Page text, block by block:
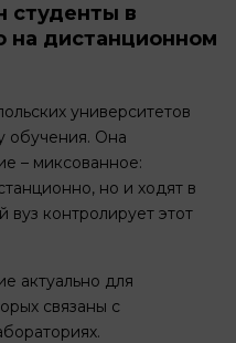
студенты в
на дистанционном
университетов
обучения. Она
– миксованное:
но и ходят в
контролирует этот
актуально для
связаны с